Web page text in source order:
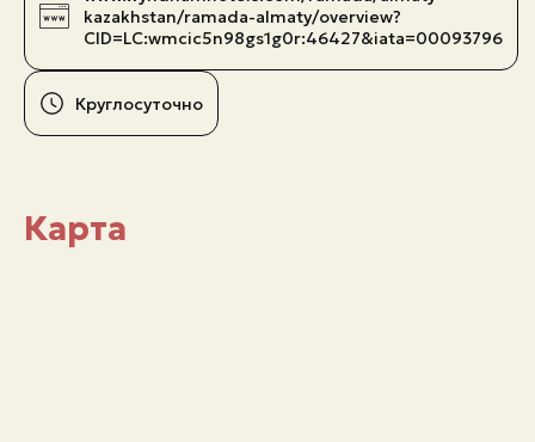
kazakhstan/ramada-almaty/overview?
CID=LC:wmcic5n98gs1g0r:46427&iata=00093796
Круглосуточно
Карта